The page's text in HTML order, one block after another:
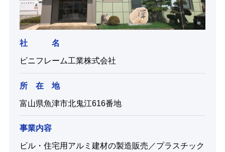
社 名
ビニフレーム工業株式会社
所 在 地
富山県魚津市北鬼江616番地
事業内容
ビル・住宅用アルミ建材の製造販売／プラスチック